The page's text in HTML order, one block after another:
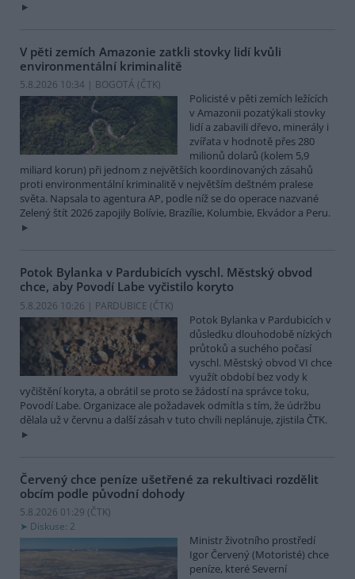
V pěti zemích Amazonie zatkli stovky lidí kvůli
environmentální kriminalitě
5.8.2026 10:34 | BOGOTÁ (ČTK)
Policisté v pěti zemích ležících
v Amazonii pozatýkali stovky
lidí a zabavili dřevo, minerály i
zvířata v hodnotě přes 280
milionů dolarů (kolem 5,9
miliard korun) při jednom z největších koordinovaných zásahů
proti environmentální kriminalitě v největším deštném pralese
světa. Napsala to agentura AP, podle níž se do operace nazvané
Zelený štít 2026 zapojily Bolívie, Brazílie, Kolumbie, Ekvádor a Peru.
Potok Bylanka v Pardubicích vyschl. Městský obvod
chce, aby Povodí Labe vyčistilo koryto
5.8.2026 10:26 | PARDUBICE (ČTK)
Potok Bylanka v Pardubicích v
důsledku dlouhodobě nízkých
průtoků a suchého počasí
vyschl. Městský obvod VI chce
využít období bez vody k
vyčištění koryta, a obrátil se proto se žádostí na správce toku,
Povodí Labe. Organizace ale požadavek odmítla s tím, že údržbu
dělala už v červnu a další zásah v tuto chvíli neplánuje, zjistila ČTK.
Červený chce peníze ušetřené za rekultivaci rozdělit
obcím podle původní dohody
5.8.2026 01:29 (ČTK)
Diskuse: 2
Ministr životního prostředí
Igor Červený (Motoristé) chce
peníze, které Severní